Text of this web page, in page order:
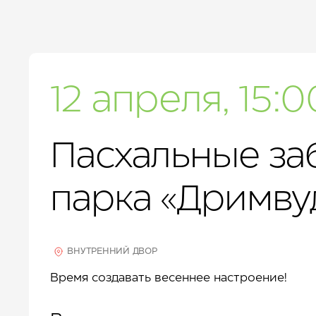
12 апреля,
Пасхальные
парка
ВНУТРЕННИЙ ДВОР
Время создавать весеннее настроение!